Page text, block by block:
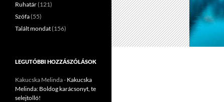
Ruhatár(121)
Szófa(55)
Talált mondat(156)
LEGUTÓBBI HOZZÁSZÓLÁSOK
Kakucska Melinda- Kakucska
Melinda: Boldog karácsonyt, te
selejtolló!